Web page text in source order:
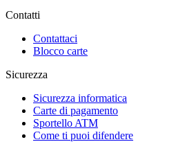
Contatti
Contattaci
Blocco carte
Sicurezza
Sicurezza informatica
Carte di pagamento
Sportello ATM
Come ti puoi difendere